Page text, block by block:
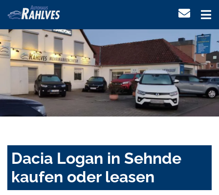
Dacia Logan in Sehnde
kaufen oder leasen